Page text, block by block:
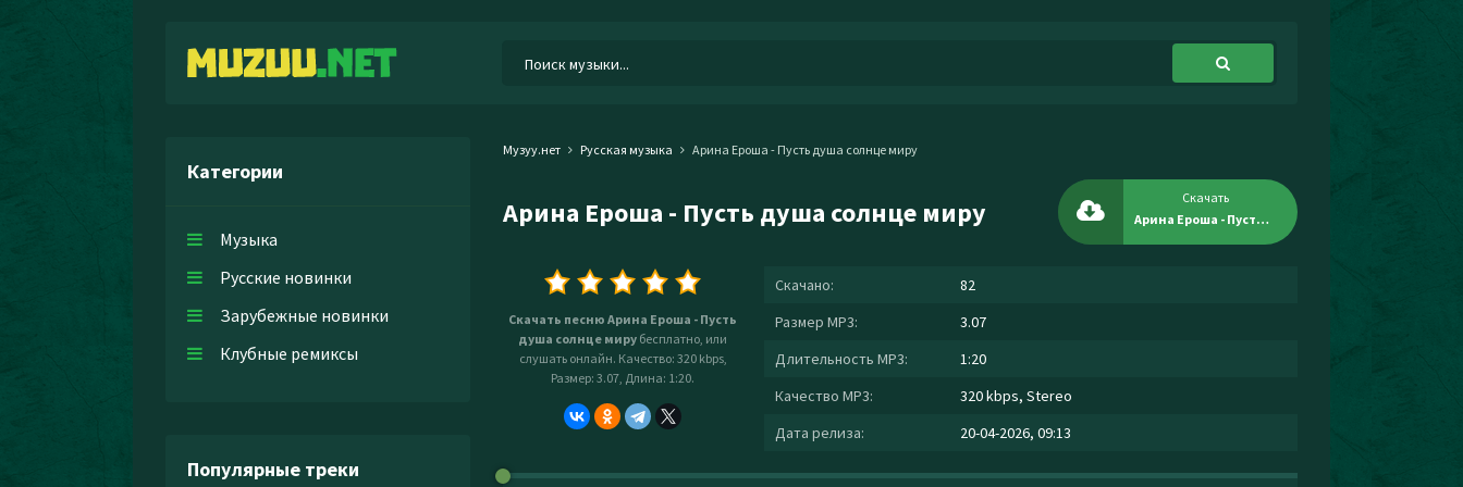
Категории
Музыка
Русские новинки
Зарубежные новинки
Клубные ремиксы
Популярные треки
Музуу.нет Русская музыка Арина Ероша - Пусть душа солнце миру
Арина Ероша - Пусть душа солнце миру
Скачать
Арина Ероша - Пусть душа солнце миру
Скачать песню Арина Ероша - Пусть
душа солнце миру бесплатно, или
слушать онлайн. Качество: 320 kbps,
Размер: 3.07, Длина: 1:20.
Скачано:
82
Размер MP3:
3.07
Длительность MP3:
1:20
Качество MP3:
320 kbps, Stereo
Дата релиза:
20-04-2026, 09:13